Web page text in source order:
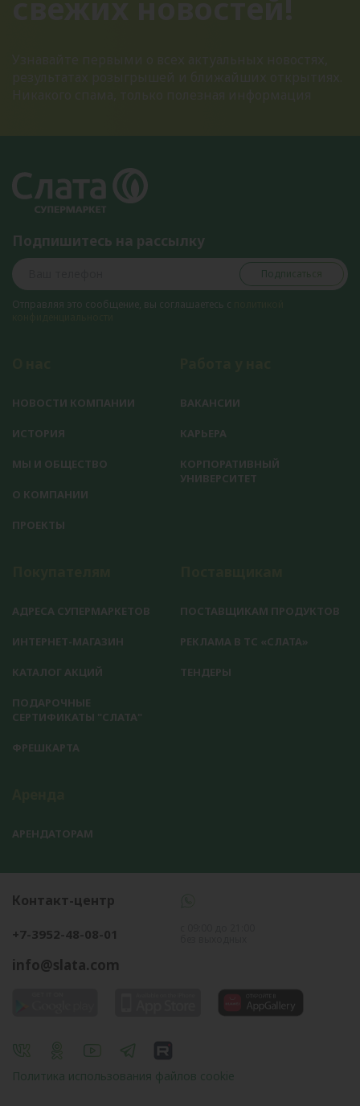
Подпишитесь на рассылку
Подписаться
Отправляя это сообщение, вы соглашаетесь с
НОВОСТИ КОМПАНИИ
ИСТОРИЯ
МЫ И ОБЩЕСТВО
О КОМПАНИИ
ПРОЕКТЫ
ВАКАНСИИ
КАРЬЕРА
КОРПОРАТИВНЫЙ
УНИВЕРСИТЕТ
АДРЕСА СУПЕРМАРКЕТОВ
ИНТЕРНЕТ-МАГАЗИН
КАТАЛОГ АКЦИЙ
ПОДАРОЧНЫЕ
СЕРТИФИКАТЫ "СЛАТА"
ФРЕШКАРТА
ПОСТАВЩИКАМ ПРОДУКТОВ
РЕКЛАМА В ТС «СЛАТА»
ТЕНДЕРЫ
АРЕНДАТОРАМ
Контакт-центр
+7-3952-48-08-01
info@slata.com
Политика использования файлов cookie